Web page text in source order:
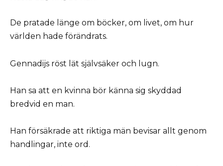
De pratade länge om böcker, om livet, om hur
världen hade förändrats.
Gennadijs röst lät självsäker och lugn.
Han sa att en kvinna bör känna sig skyddad
bredvid en man.
Han försäkrade att riktiga män bevisar allt genom
handlingar, inte ord.